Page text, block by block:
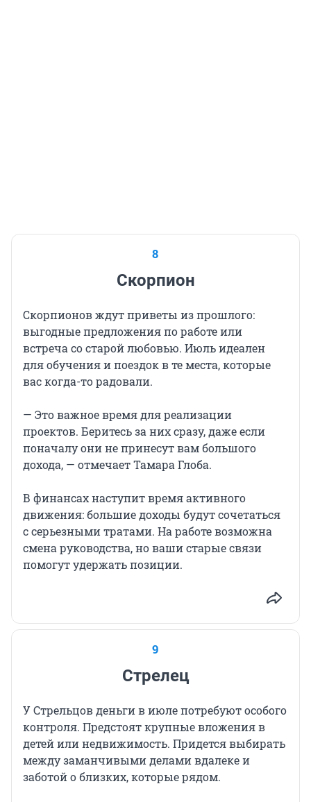
8
Скорпион
Скорпионов ждут приветы из прошлого:
выгодные предложения по работе или
встреча со старой любовью. Июль идеален
для обучения и поездок в те места, которые
вас когда-то радовали.
— Это важное время для реализации
проектов. Беритесь за них сразу, даже если
поначалу они не принесут вам большого
дохода, — отмечает Тамара Глоба.
В финансах наступит время активного
движения: большие доходы будут сочетаться
с серьезными тратами. На работе возможна
смена руководства, но ваши старые связи
помогут удержать позиции.
9
Стрелец
У Стрельцов деньги в июле потребуют особого
контроля. Предстоят крупные вложения в
детей или недвижимость. Придется выбирать
между заманчивыми делами вдалеке и
заботой о близких, которые рядом.